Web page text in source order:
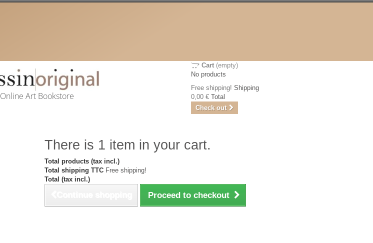
Online Art Bookstore
Cart (empty)
No products
Free shipping! Shipping
0,00 € Total
Check out
There is 1 item in your cart.
Total products (tax incl.)
Total shipping TTC Free shipping!
Total (tax incl.)
Proceed to checkout